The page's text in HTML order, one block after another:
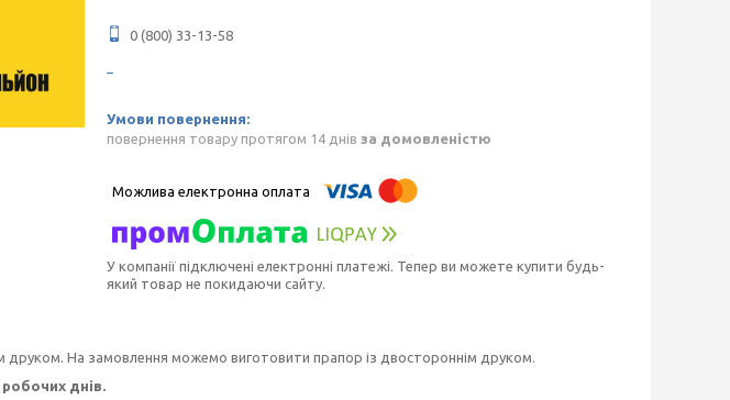
0 (800) 33-13-58
повернення товару протягом 14 днів за домовленістю
У компанії підключені електронні платежі. Тепер ви можете купити будь-
який товар не покидаючи сайту.
друком. На замовлення можемо виготовити прапор із двостороннім друком.
днів.